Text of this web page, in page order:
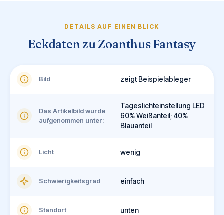
DETAILS AUF EINEN BLICK
Eckdaten zu Zoanthus Fantasy
Bild zeigt Beispielableger
Das Artikelbild wurde
aufgenommen unter:
Tageslichteinstellung LED
60% Weißanteil; 40%
Blauanteil
Licht wenig
Schwierigkeitsgrad einfach
Standort unten